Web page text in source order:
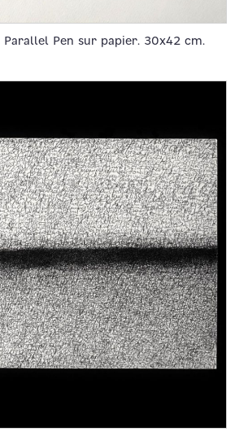
Parallel Pen sur papier. 30x42 cm.